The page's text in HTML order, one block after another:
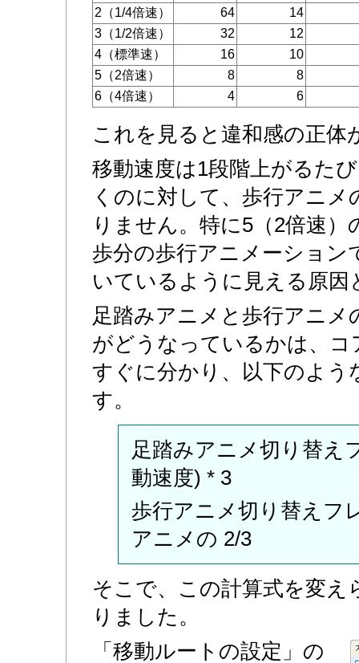
2（1/4倍速）
64
14
3（1/2倍速）
32
12
4（標準速）
16
10
5（2倍速）
8
8
6（4倍速）
4 6
これを見ると違和感の正体
移動速度は1段階上がるた
くのに対して、歩行アニ
りません。特に5（2倍速
歩分の歩行アニメーション
いているように見える原因
足踏みアニメと歩行アニメ
がどうなっているかは、
すぐに分かり、以下のよう
す。
足踏みアニメ切り替え
動速度) * 3
歩行アニメ切り替えフ
アニメの 2/3
そこで、この計算式を変え
りました。
「移動ルートの設定」の